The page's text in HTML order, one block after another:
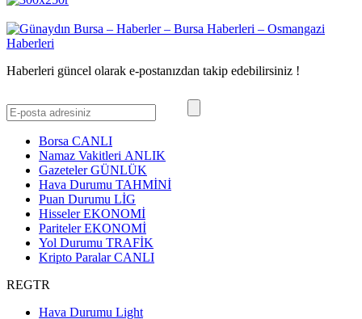
Haberleri güncel olarak e-postanızdan takip edebilirsiniz !
Borsa CANLI
Namaz Vakitleri ANLIK
GazetelerGÜNLÜK
Hava Durumu TAHMİNİ
Puan Durumu LİG
HisselerEKONOMİ
ParitelerEKONOMİ
Yol Durumu TRAFİK
Kripto ParalarCANLI
REGTR
Hava Durumu Light